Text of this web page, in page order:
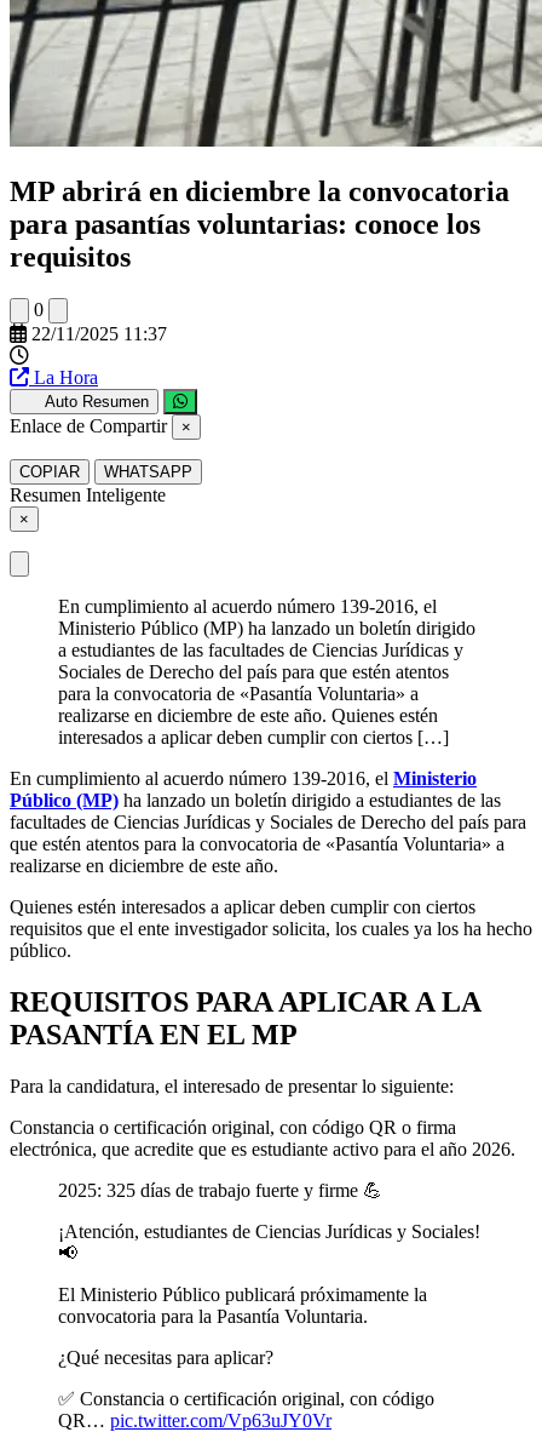
MP abrirá en diciembre la convocatoria
para pasantías voluntarias: conoce los
requisitos
0
22/11/2025 11:37
La Hora
Auto Resumen
Enlace de Compartir ×
COPIAR WHATSAPP
Resumen Inteligente
×
En cumplimiento al acuerdo número 139-2016, el
Ministerio Público (MP) ha lanzado un boletín dirigido
a estudiantes de las facultades de Ciencias Jurídicas y
Sociales de Derecho del país para que estén atentos
para la convocatoria de «Pasantía Voluntaria» a
realizarse en diciembre de este año. Quienes estén
interesados a aplicar deben cumplir con ciertos […]
En cumplimiento al acuerdo número 139-2016, el Ministerio
Público (MP) ha lanzado un boletín dirigido a estudiantes de las
facultades de Ciencias Jurídicas y Sociales de Derecho del país para
que estén atentos para la convocatoria de «Pasantía Voluntaria» a
realizarse en diciembre de este año.
Quienes estén interesados a aplicar deben cumplir con ciertos
requisitos que el ente investigador solicita, los cuales ya los ha hecho
público.
REQUISITOS PARA APLICAR A LA
PASANTÍA EN EL MP
Para la candidatura, el interesado de presentar lo siguiente:
Constancia o certificación original, con código QR o firma
electrónica, que acredite que es estudiante activo para el año 2026.
2025: 325 días de trabajo fuerte y firme 💪
¡Atención, estudiantes de Ciencias Jurídicas y Sociales!
📢
El Ministerio Público publicará próximamente la
convocatoria para la Pasantía Voluntaria.
¿Qué necesitas para aplicar?
✅ Constancia o certificación original, con código
QR… pic.twitter.com/Vp63uJY0Vr